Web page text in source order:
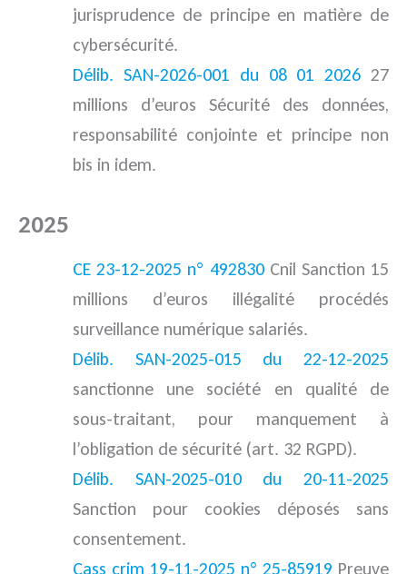
jurisprudence de principe en matière de
cybersécurité.
Délib. SAN-2026-001 du 08 01 2026 27
millions d’euros Sécurité des données,
responsabilité conjointe et principe non
bis in idem.
2025
CE 23-12-2025 n° 492830Cnil Sanction 15
millions d’euros illégalité procédés
surveillance numérique salariés.
Délib. SAN-2025-015 du 22-12-2025
sanctionne une société en qualité de
sous-traitant, pour manquement à
l’obligation de sécurité (art. 32 RGPD).
Délib. SAN-2025-010 du 20-11-2025
Sanction pour cookies déposés sans
consentement.
Cass crim 19-11-2025 n° 25-85919 Preuve